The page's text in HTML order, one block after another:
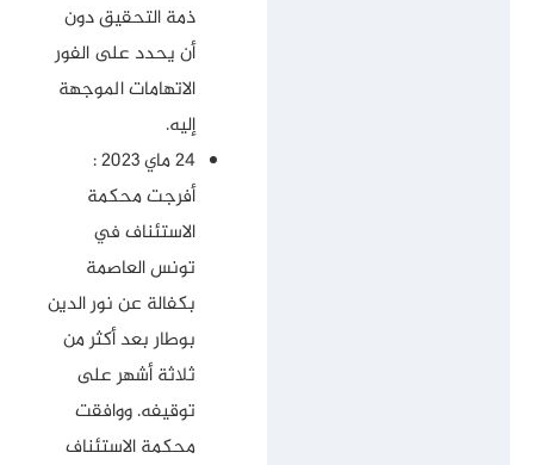
ذمة التحقيق دون
أن يحدد على الفور
الاتهامات الموجهة
إليه.
24 ماي 2023 :
أفرجت محكمة
الاستئناف في
تونس العاصمة
بكفالة عن نور الدين
بوطار بعد أكثر من
ثلاثة أشهر على
توقيفه. ووافقت
محكمة الاستئناف